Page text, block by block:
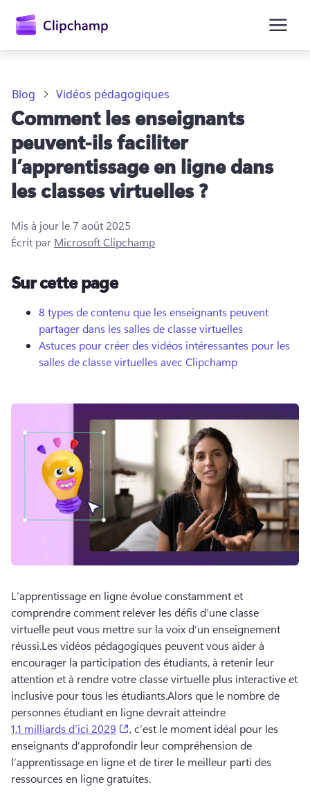
principal
Se connecter
Blog Vidéos pédagogiques
Comment les enseignants
peuvent-ils faciliter
l’apprentissage en ligne dans
les classes virtuelles ?
Mis à jour le7 août 2025
Écrit par Microsoft Clipchamp
Sur cette page
8 types de contenu que les enseignants peuvent
partager dans les salles de classe virtuelles
Astuces pour créer des vidéos intéressantes pour les
salles de classe virtuelles avec Clipchamp
L’apprentissage en ligne évolue constamment et
comprendre comment relever les défis d’une classe
virtuelle peut vous mettre sur la voix d’un enseignement
réussi.Les vidéos pédagogiques peuvent vous aider à
encourager la participation des étudiants, à retenir leur
attention et à rendre votre classe virtuelle plus interactive et
inclusive pour tous les étudiants.Alors que le nombre de
personnes étudiant en ligne devrait atteindre
1,1 milliards d’ici 2029
(opens in a new tab)
, c’est le moment idéal pour les
enseignants d’approfondir leur compréhension de
l’apprentissage en ligne et de tirer le meilleur parti des
ressources en ligne gratuites.